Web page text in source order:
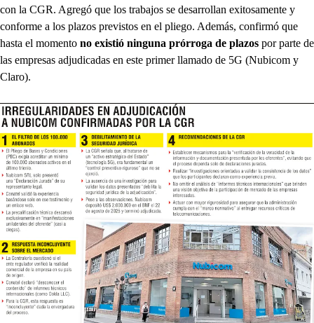
con la CGR. Agregó que los trabajos se desarrollan exitosamente y
conforme a los plazos previstos en el pliego. Además, confirmó que
hasta el momento no existió ninguna prórroga de plazos por parte de
las empresas adjudicadas en este primer llamado de 5G (Nubicom y
Claro).